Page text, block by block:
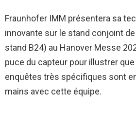
Fraunhofer IMM présentera sa
innovante sur le stand conjoint
stand B24) au Hanover Messe
puce du capteur pour illustrer
enquêtes très spécifiques sont
mains avec cette équipe.